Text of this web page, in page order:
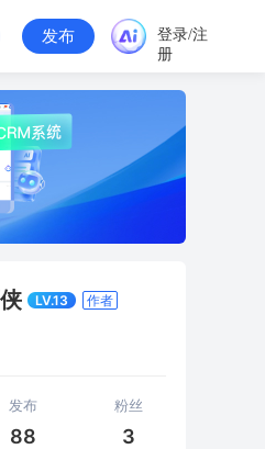
发布
登录/注
册
LV.13 作者
发布
88
粉丝
3